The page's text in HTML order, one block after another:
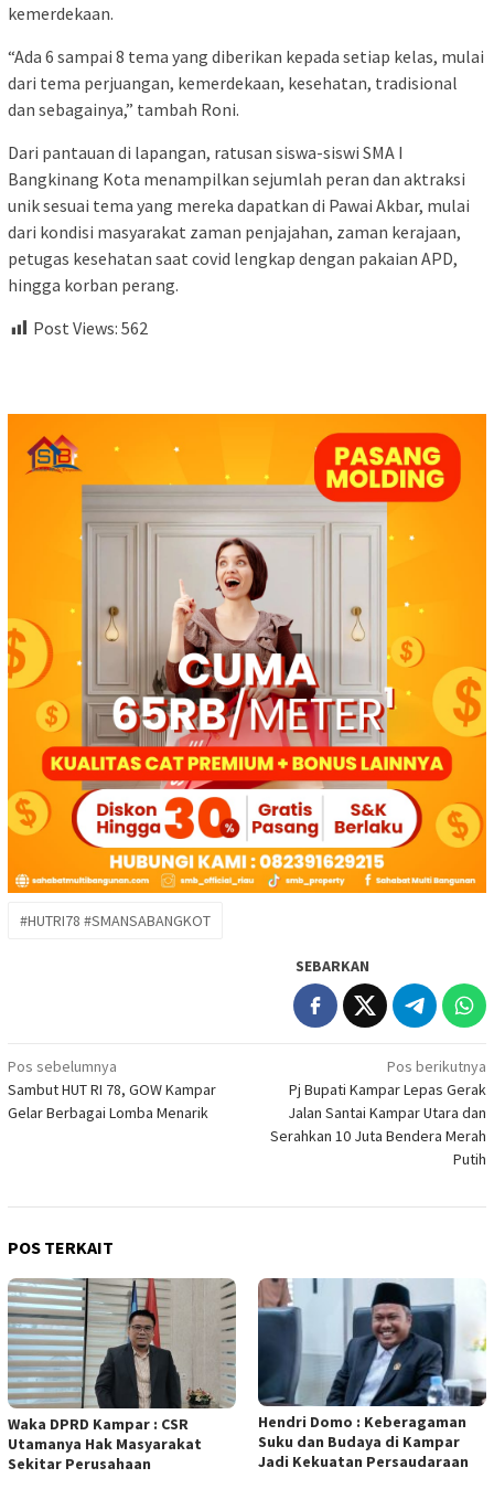
kemerdekaan.
“Ada 6 sampai 8 tema yang diberikan kepada setiap kelas, mulai
dari tema perjuangan, kemerdekaan, kesehatan, tradisional
dan sebagainya,” tambah Roni.
Dari pantauan di lapangan, ratusan siswa-siswi SMA I
Bangkinang Kota menampilkan sejumlah peran dan aktraksi
unik sesuai tema yang mereka dapatkan di Pawai Akbar, mulai
dari kondisi masyarakat zaman penjajahan, zaman kerajaan,
petugas kesehatan saat covid lengkap dengan pakaian APD,
hingga korban perang.
Post Views: 562
#HUTRI78 #SMANSABANGKOT
SEBARKAN
Navigasi
pos
Pos sebelumnya
Sambut HUT RI 78, GOW Kampar
Gelar Berbagai Lomba Menarik
Pos berikutnya
Pj Bupati Kampar Lepas Gerak
Jalan Santai Kampar Utara dan
Serahkan 10 Juta Bendera Merah
Putih
POS TERKAIT
Waka DPRD Kampar : CSR
Utamanya Hak Masyarakat
Sekitar Perusahaan
Hendri Domo : Keberagaman
Suku dan Budaya di Kampar
Jadi Kekuatan Persaudaraan